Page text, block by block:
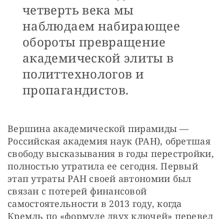
четверть века мы
наблюдаем набирающее
обороты превращение
академической элиты в
политтехнологов и
пропагандистов.
Вершина академической пирамиды —
Российская академия наук (РАН), обретшая
свободу высказывания в годы перестройки,
полностью утратила ее сегодня. Первый
этап утраты РАН своей автономии был
связан с потерей финансовой
самостоятельности в 2013 году, когда
Кремль по «формуле двух ключей» перевел